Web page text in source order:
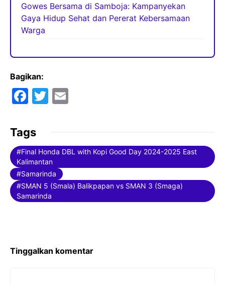
Gowes Bersama di Samboja: Kampanyekan
Gaya Hidup Sehat dan Pererat Kebersamaan
Warga
Bagikan:
F
c
e
b
o
o
k
T
er l
Tags
Final Honda DBL with Kopi Good Day 2024-2025 East
Kalimantan
Samarinda
SMAN 5 (Smala) Balikpapan vs SMAN 3 (Smaga)
Samarinda
Tinggalkan komentar